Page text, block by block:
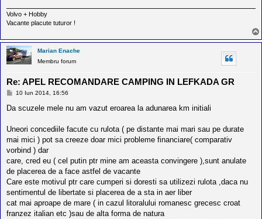
Volvo + Hobby
Vacante placute tuturor !
Marian Enache
Membru forum
Re: APEL RECOMANDARE CAMPING IN LEFKADA GR
M
s
10 Iun 2014, 16:56
Da scuzele mele nu am vazut eroarea la adunarea km initiali
Uneori concediile facute cu rulota ( pe distante mai mari sau pe durate
mai mici ) pot sa creeze doar mici probleme financiare( comparativ
vorbind ) dar
care, cred eu ( cel putin ptr mine am aceasta convingere ),sunt anulate
de placerea de a face astfel de vacante
Care este motivul ptr care cumperi si doresti sa utilizezi rulota ,daca nu
sentimentul de libertate si placerea de a sta in aer liber
cat mai aproape de mare ( in cazul litoralului romanesc grecesc croat
franzez italian etc )sau de alta forma de natura